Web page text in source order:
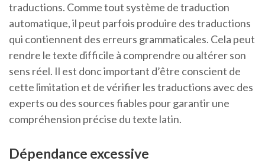
traductions. Comme tout système de traduction
automatique, il peut parfois produire des traductions
qui contiennent des erreurs grammaticales. Cela peut
rendre le texte difficile à comprendre ou altérer son
sens réel. Il est donc important d’être conscient de
cette limitation et de vérifier les traductions avec des
experts ou des sources fiables pour garantir une
compréhension précise du texte latin.
Dépendance excessive